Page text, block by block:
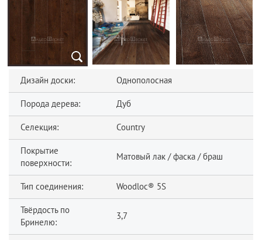
Дизайн доски: Однополосная
Порода дерева: Дуб
Селекция: Country
Покрытие
поверхности:
Матовый лак / фаска / браш
Тип соединения: Woodloc® 5S
Твёрдость по
Бринелю:
3,7